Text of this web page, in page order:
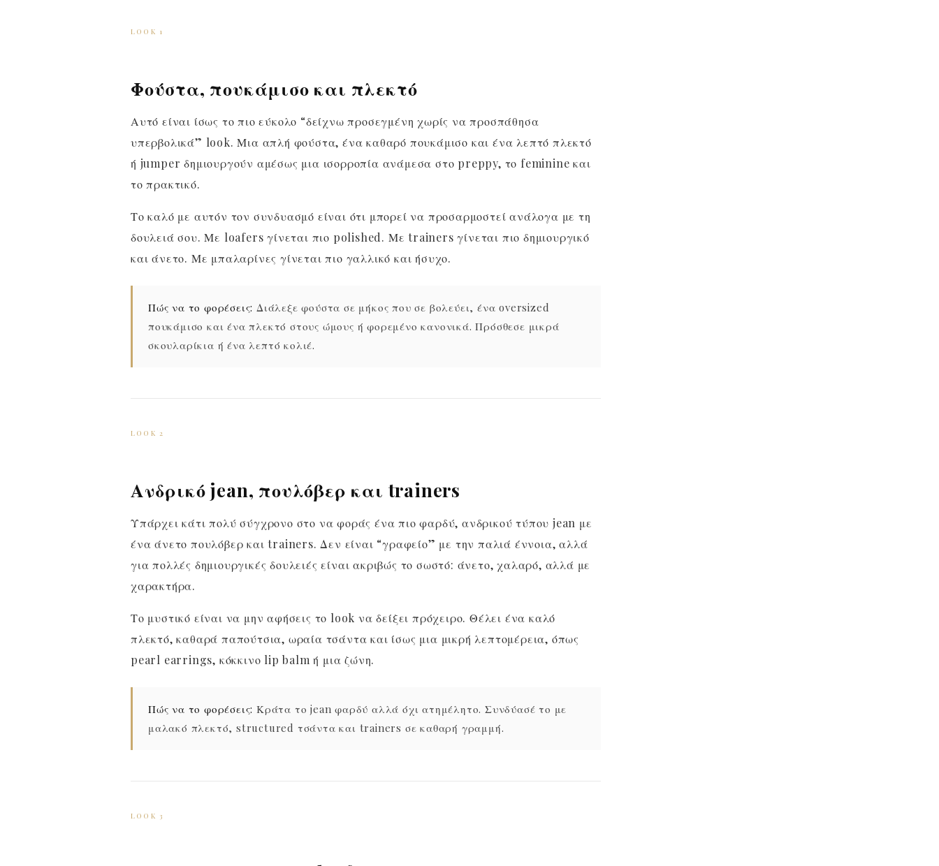
LOOK 1
Φούστα, πουκάμισο και πλεκτό
Αυτό είναι ίσως το πιο εύκολο “δείχνω προσεγμένη χωρίς να προσπάθησα
υπερβολικά” look. Μια απλή φούστα, ένα καθαρό πουκάμισο και ένα λεπτό πλεκτό
ή jumper δημιουργούν αμέσως μια ισορροπία ανάμεσα στο preppy, το feminine και
το πρακτικό.
Το καλό με αυτόν τον συνδυασμό είναι ότι μπορεί να προσαρμοστεί ανάλογα με τη
δουλειά σου. Με loafers γίνεται πιο polished. Με trainers γίνεται πιο δημιουργικό
και άνετο. Με μπαλαρίνες γίνεται πιο γαλλικό και ήσυχο.
Πώς να το φορέσεις: Διάλεξε φούστα σε μήκος που σε βολεύει, ένα oversized
πουκάμισο και ένα πλεκτό στους ώμους ή φορεμένο κανονικά. Πρόσθεσε μικρά
σκουλαρίκια ή ένα λεπτό κολιέ.
LOOK 2
Ανδρικό jean, πουλόβερ και trainers
Υπάρχει κάτι πολύ σύγχρονο στο να φοράς ένα πιο φαρδύ, ανδρικού τύπου jean με
ένα άνετο πουλόβερ και trainers. Δεν είναι “γραφείο” με την παλιά έννοια, αλλά
για πολλές δημιουργικές δουλειές είναι ακριβώς το σωστό: άνετο, χαλαρό, αλλά με
χαρακτήρα.
Το μυστικό είναι να μην αφήσεις το look να δείξει πρόχειρο. Θέλει ένα καλό
πλεκτό, καθαρά παπούτσια, ωραία τσάντα και ίσως μια μικρή λεπτομέρεια, όπως
pearl earrings, κόκκινο lip balm ή μια ζώνη.
Πώς να το φορέσεις: Κράτα το jean φαρδύ αλλά όχι ατημέλητο. Συνδύασέ το με
μαλακό πλεκτό, structured τσάντα και trainers σε καθαρή γραμμή.
LOOK 3